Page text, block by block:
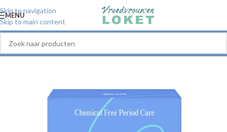
Skip to navigation
Skip to main content
MENU